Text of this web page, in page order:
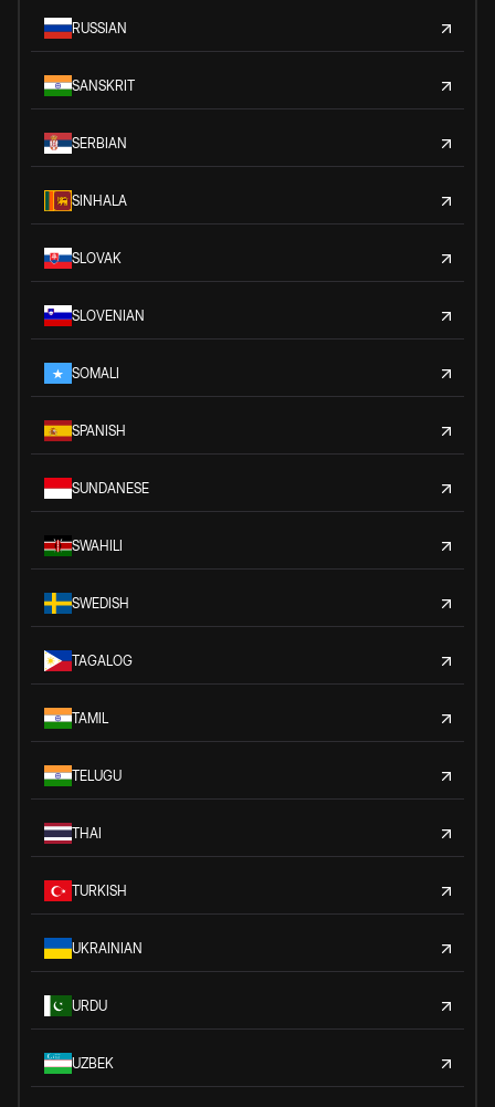
RUSSIAN
SANSKRIT
SERBIAN
SINHALA
SLOVAK
SLOVENIAN
SOMALI
SPANISH
SUNDANESE
SWAHILI
SWEDISH
TAGALOG
TAMIL
TELUGU
THAI
TURKISH
UKRAINIAN
URDU
UZBEK